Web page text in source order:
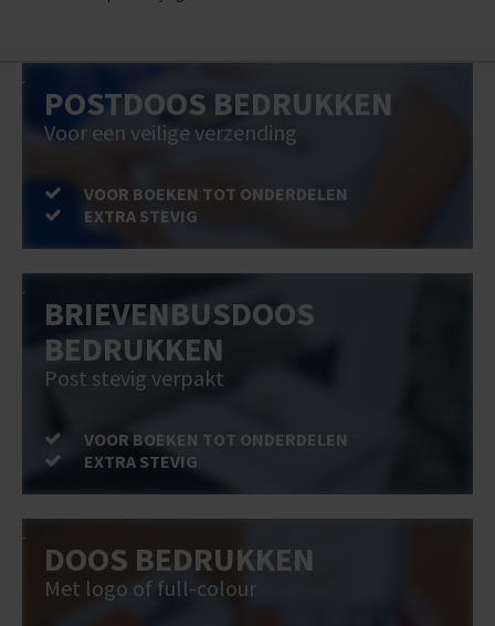
POSTDOOS BEDRUKKEN
Voor een veilige verzending
VOOR BOEKEN TOT ONDERDELEN
EXTRA STEVIG
BRIEVENBUSDOOS
BEDRUKKEN
Post stevig verpakt
VOOR BOEKEN TOT ONDERDELEN
EXTRA STEVIG
DOOS BEDRUKKEN
Met logo of full-colour